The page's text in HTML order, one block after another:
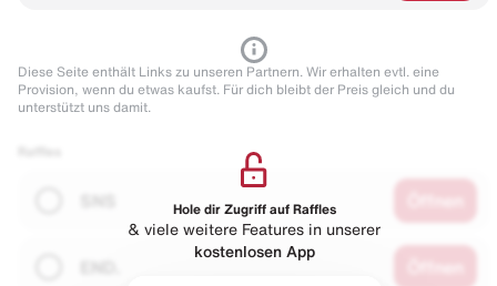
Diese Seite enthält Links zu unseren Partnern. Wir erhalten evtl. eine
Provision, wenn du etwas kaufst. Für dich bleibt der Preis gleich und du
unterstützt uns damit.
Hole dir Zugriff auf Raffles
& viele weitere Features in unserer
kostenlosen App